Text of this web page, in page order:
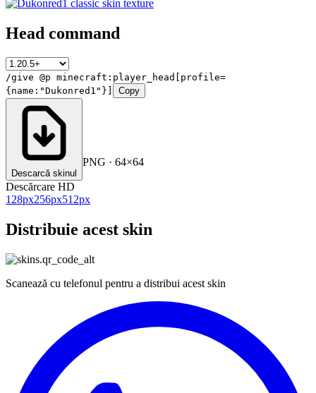
Head command
/give @p minecraft:player_head[profile=
{name:"Dukonred1"}]
Copy
Descarcă skinul
PNG · 64×64
Descărcare HD
128px256px512px
Distribuie acest skin
Scanează cu telefonul pentru a distribui acest skin